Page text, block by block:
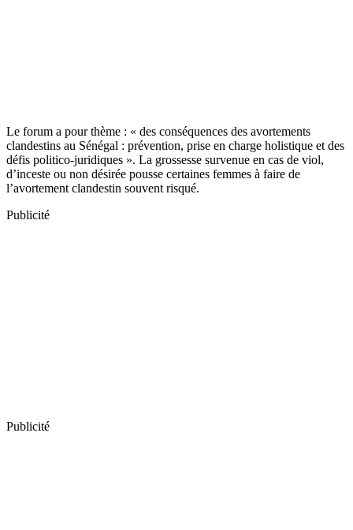
Le forum a pour thème : « des conséquences des avortements
clandestins au Sénégal : prévention, prise en charge holistique et des
défis politico-juridiques ». La grossesse survenue en cas de viol,
d’inceste ou non désirée pousse certaines femmes à faire de
l’avortement clandestin souvent risqué.
Publicité
Publicité